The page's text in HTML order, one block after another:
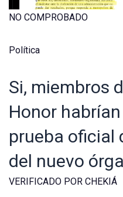
NO COMPROBADO
Política
Si, miembros
Honor
prueba oficial
del nuevo
VERIFICADO POR CHEKIÁ